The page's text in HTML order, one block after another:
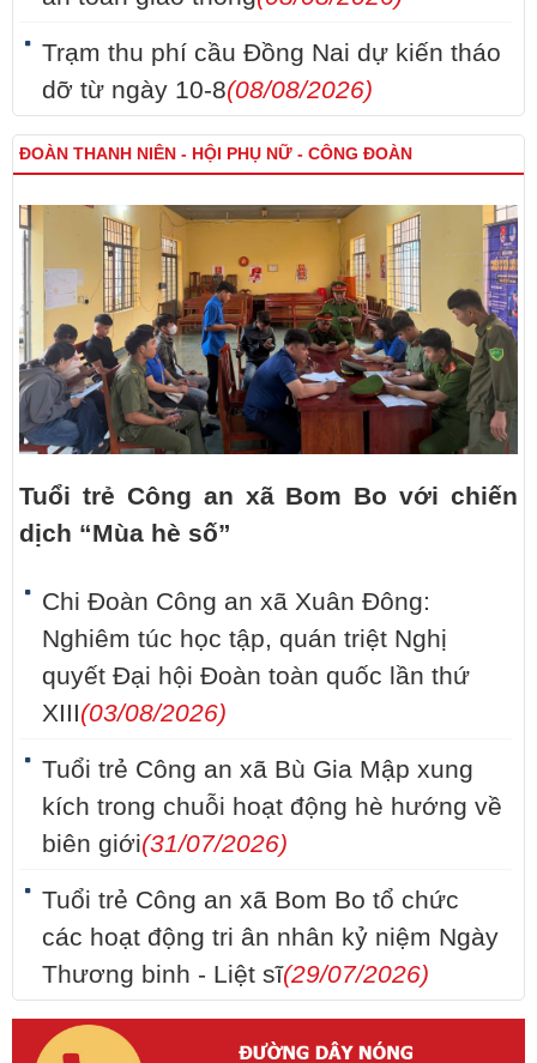
Trạm thu phí cầu Đồng Nai dự kiến tháo
dỡ từ ngày 10-8(08/08/2026)
ĐOÀN THANH NIÊN - HỘI PHỤ NỮ - CÔNG ĐOÀN
Tuổi trẻ Công an xã Bom Bo với chiến
dịch “Mùa hè số”
Chi Đoàn Công an xã Xuân Đông:
Nghiêm túc học tập, quán triệt Nghị
quyết Đại hội Đoàn toàn quốc lần thứ
XIII(03/08/2026)
Tuổi trẻ Công an xã Bù Gia Mập xung
kích trong chuỗi hoạt động hè hướng về
biên giới(31/07/2026)
Tuổi trẻ Công an xã Bom Bo tổ chức
các hoạt động tri ân nhân kỷ niệm Ngày
Thương binh - Liệt sĩ(29/07/2026)